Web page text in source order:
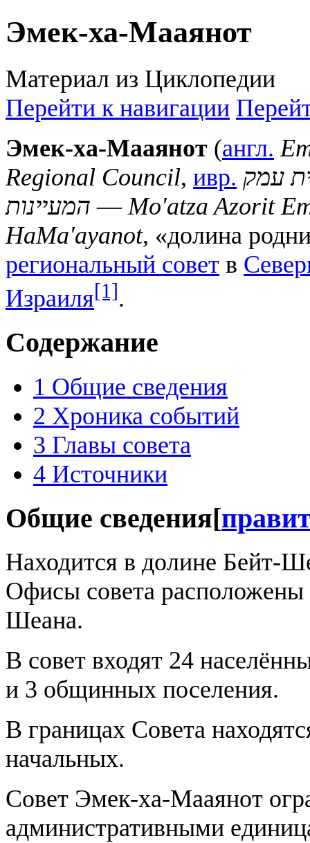
Эмек-ха-Мааянот
Материал из Циклопедии
Перейти к навигации
Эмек-ха-Мааянот (англ.
Regional Council, ивр. עמק
המעיינות — Mo'atza Azorit
HaMa'ayanot, «долина
региональный совет в
Израиля[1].
Содержание
1 Общие сведения
2 Хроника событий
3 Главы совета
4 Источники
Общие сведения[
Находится в долине Бейт-
Офисы совета расположены
Шеана.
В совет входят 24
и 3 общинных поселения.
В границах Совета
начальных.
Совет Эмек-ха-Мааянот
административными